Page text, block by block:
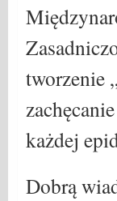
tworzenie
każdej
Dobrą